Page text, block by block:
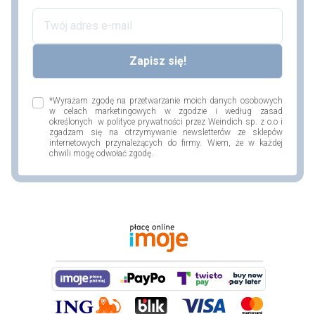
*Wyrażam zgodę na przetwarzanie moich danych osobowych
w celach marketingowych w zgodzie i według zasad
określonych w polityce prywatności przez Weindich sp. z o.o i
zgadzam się na otrzymywanie newsletterów ze sklepów
internetowych przynależących do firmy. Wiem, że w każdej
chwili mogę odwołać zgodę.